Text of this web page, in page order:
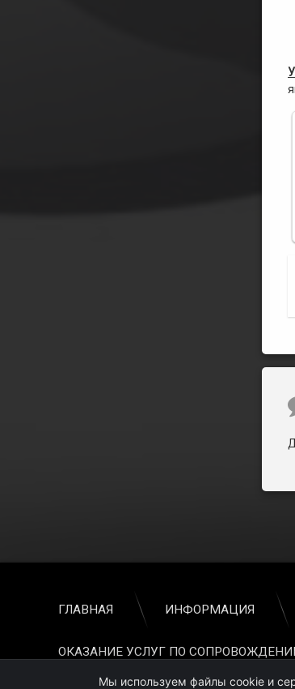
ГЛАВНАЯ ИНФОРМАЦИЯ
ОКАЗАНИЕ УСЛУГ ПО
© Услуги внедрения 1С. Все права защищены.
Мы используем файлы cookie и